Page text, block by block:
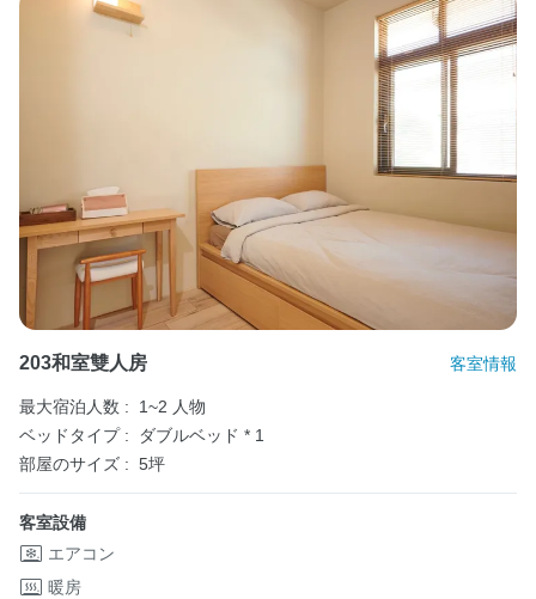
203和室雙人房 客室情報
最大宿泊人数 :
1~2 人物
ベッドタイプ :
ダブルベッド * 1
部屋のサイズ : 5坪
客室設備
エアコン
暖房